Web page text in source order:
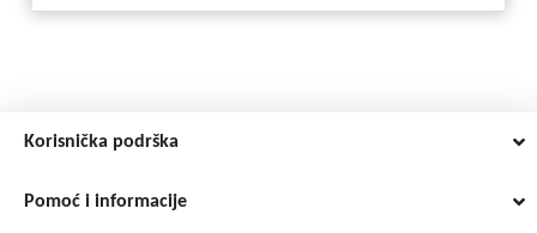
Korisnička podrška
Pomoć i informacije